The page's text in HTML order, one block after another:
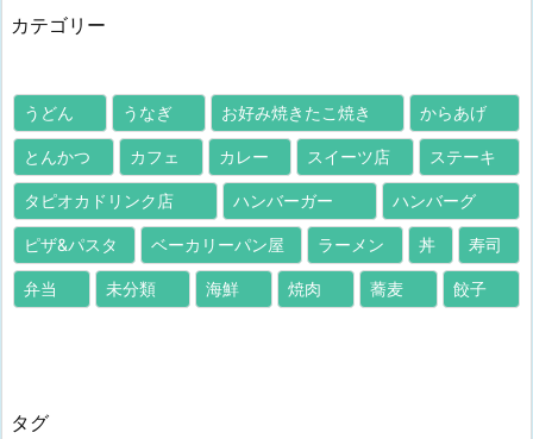
カテゴリー
うどん うなぎ お好み焼きたこ焼き からあげ
とんかつ カフェ カレー スイーツ店 ステーキ
タピオカドリンク店 ハンバーガー ハンバーグ
ピザ&パスタ ベーカリーパン屋 ラーメン 丼 寿司
弁当 未分類 海鮮 焼肉 蕎麦 餃子
タグ